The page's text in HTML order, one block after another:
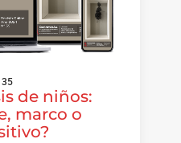
35
de niños:
marco o